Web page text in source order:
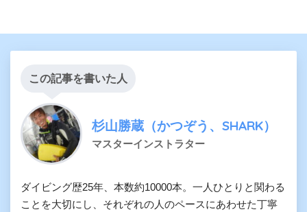
この記事を書いた人
杉山勝蔵（かつぞう、SHARK）
マスターインストラター
ダイビング歴25年、本数約10000本。一人ひとりと関わる
ことを大切にし、それぞれの人のペースにあわせた丁寧